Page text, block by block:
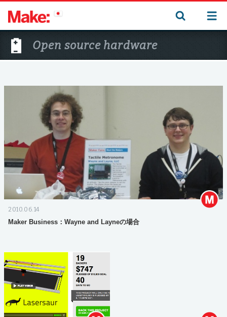
Open source hardware
2010.06.14
Maker Business：Wayne and Layneの場合